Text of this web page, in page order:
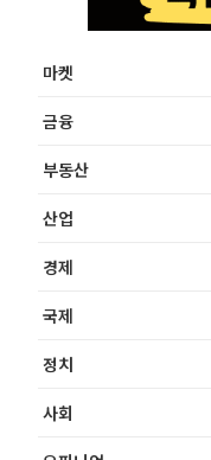
마켓
금융
부동산
산업
경제
국제
정치
사회